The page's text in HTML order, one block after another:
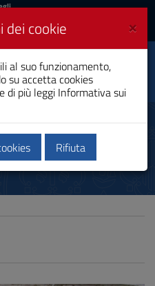
News
Storia,
×
dei cookie
al suo funzionamento,
su accetta cookies
di più leggi Informativa sui
Rifiuta